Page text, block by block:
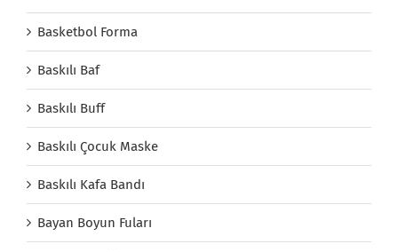
Basketbol Forma
Baskılı Baf
Baskılı Buff
Baskılı Çocuk Maske
Baskılı Kafa Bandı
Bayan Boyun Fuları